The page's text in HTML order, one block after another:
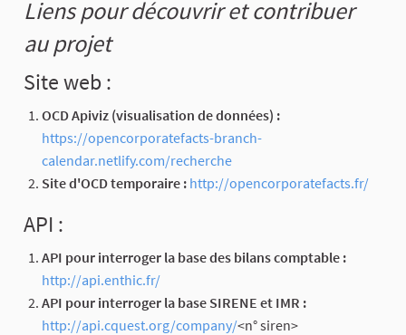
Liens pour découvrir et contribuer
au projet
Site web :
OCD Apiviz (visualisation de données) :
https://opencorporatefacts-branch-
calendar.netlify.com/recherche
Site d'OCD temporaire : http://opencorporatefacts.fr/
API :
API pour interroger la base des bilans comptable :
http://api.enthic.fr/
API pour interroger la base SIRENE et IMR :
http://api.cquest.org/company/<n° siren>